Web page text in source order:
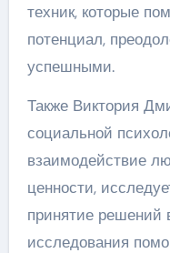
техник, которые
потенциал,
успешными.
Также Виктория
социальной
взаимодействие
ценности,
принятие решений
исследования